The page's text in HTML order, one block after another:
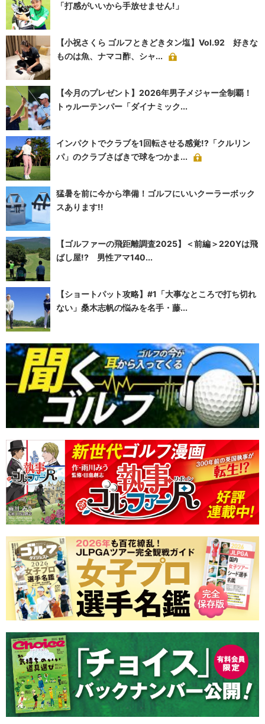
「打感がいいから手放せません!」
【小祝さくら ゴルフときどきタン塩】Vol.92 好きな
ものは魚、ナマコ酢、シャ...
【今月のプレゼント】2026年男子メジャー全制覇！
トゥルーテンパー「ダイナミック...
インパクトでクラブを1回転させる感覚!?「クルリン
パ」のクラブさばきで球をつかま...
猛暑を前に今から準備！ゴルフにいいクーラーボック
スあります!!
【ゴルファーの飛距離調査2025】＜前編＞220Yは飛
ばし屋!? 男性アマ140...
【ショートパット攻略】#1「大事なところで打ち切れ
ない」桑木志帆の悩みを名手・藤...